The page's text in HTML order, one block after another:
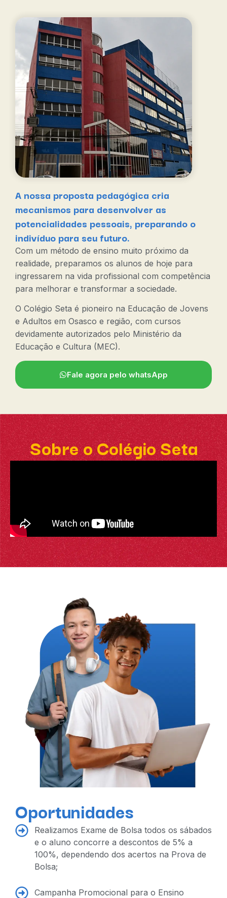
A nossa proposta pedagógica cria
mecanismos para desenvolver as
potencialidades pessoais, preparando o
indivíduo para seu futuro.
Com um método de ensino muito próximo da
realidade, preparamos os alunos de hoje para
ingressarem na vida profissional com competência
para melhorar e transformar a sociedade.
O Colégio Seta é pioneiro na Educação de Jovens
e Adultos em Osasco e região, com cursos
devidamente autorizados pelo Ministério da
Educação e Cultura (MEC).
Fale agora pelo whatsApp
Sobre o Colégio Seta
Oportunidades
Realizamos Exame de Bolsa todos os sábados
e o aluno concorre a descontos de 5% a
100%, dependendo dos acertos na Prova de
Bolsa;
Campanha Promocional para o Ensino